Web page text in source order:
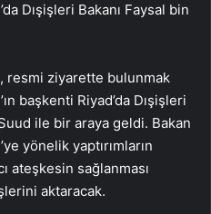
Dışişleri Bakanı Faysal bin
resmi ziyarette bulunmak
başkenti Riyad’da Dışişleri
ile bir araya geldi. Bakan
yönelik yaptırımların
ateşkesin sağlanması
aktaracak.